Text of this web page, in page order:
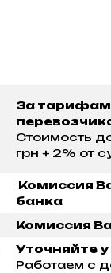
За
Стоимость
грн + 2% от
Комиссия
банка
Комиссия
Уточняйте
Работаем с